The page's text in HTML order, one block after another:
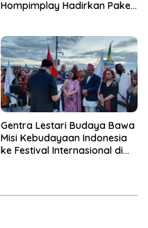
Hompimplay Hadirkan Paket
Gentra Lestari Budaya Bawa
Misi Kebudayaan Indonesia
ke Festival Internasional di